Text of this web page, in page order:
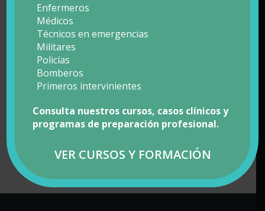
Enfermeros
Médicos
Técnicos en emergencias
Militares
Policías
Bomberos
Primeros intervinientes
Consulta nuestros cursos, casos clínicos y
programas de preparación profesional.
VER CURSOS Y FORMACIÓN